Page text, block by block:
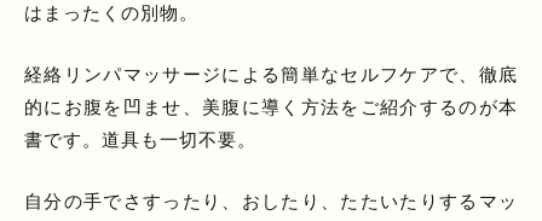
はまったくの別物。
経絡リンパマッサージによる簡単なセルフケアで、徹底
的にお腹を凹ませ、美腹に導く方法をご紹介するのが本
書です。道具も一切不要。
自分の手でさすったり、おしたり、たたいたりするマッ